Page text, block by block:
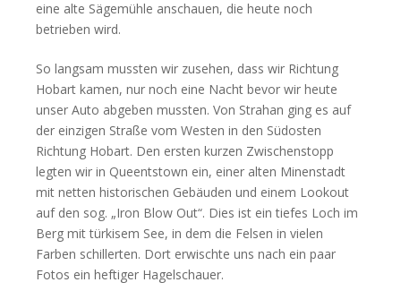
eine alte Sägemühle anschauen, die heute noch
betrieben wird.
So langsam mussten wir zusehen, dass wir Richtung
Hobart kamen, nur noch eine Nacht bevor wir heute
unser Auto abgeben mussten. Von Strahan ging es auf
der einzigen Straße vom Westen in den Südosten
Richtung Hobart. Den ersten kurzen Zwischenstopp
legten wir in Queentstown ein, einer alten Minenstadt
mit netten historischen Gebäuden und einem Lookout
auf den sog. „Iron Blow Out“. Dies ist ein tiefes Loch im
Berg mit türkisem See, in dem die Felsen in vielen
Farben schillerten. Dort erwischte uns nach ein paar
Fotos ein heftiger Hagelschauer.